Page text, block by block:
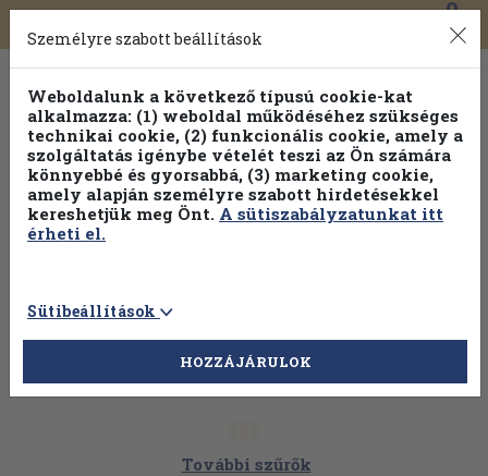
Toggle
navigation
0
További szűrők
Személyre szabott beállítások
Weboldalunk a következő típusú cookie-kat
alkalmazza: (1) weboldal működéséhez szükséges
technikai cookie, (2) funkcionális cookie, amely a
szolgáltatás igénybe vételét teszi az Ön számára
könnyebbé és gyorsabbá, (3) marketing cookie,
amely alapján személyre szabott hirdetésekkel
kereshetjük meg Önt. A sütiszabályzatunkat itt
érheti el.
Sütibeállítások
HOZZÁJÁRULOK